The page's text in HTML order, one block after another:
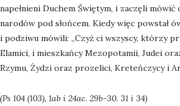
napełnieni Duchem Świętym, i zaczęli
narodów pod słońcem. Kiedy więc powstał
i podziwu mówili: „Czyż ci wszyscy, którzy
Elamici, i mieszkańcy Mezopotamii, Judei
Rzymu, Żydzi oraz prozelici, Kreteńczycy i
(Ps 104 (103), 1ab i 24ac. 29b-30. 31 i 34)